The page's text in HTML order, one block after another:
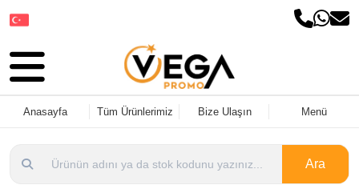
Anasayfa Tüm Ürünlerimiz Bize Ulaşın Menü
Ara